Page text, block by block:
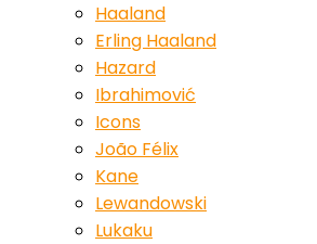
Haaland
Erling Haaland
Hazard
Ibrahimović
Icons
João Félix
Kane
Lewandowski
Lukaku